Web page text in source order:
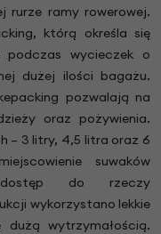
rurze ramy rowerowej.
którą określa się
podczas wycieczek o
dużej ilości bagażu.
pozwalają na
oraz pożywienia.
– 3 litry, 4,5 litra oraz 6
suwaków
do rzeczy
wykorzystano lekkie
wytrzymałością.